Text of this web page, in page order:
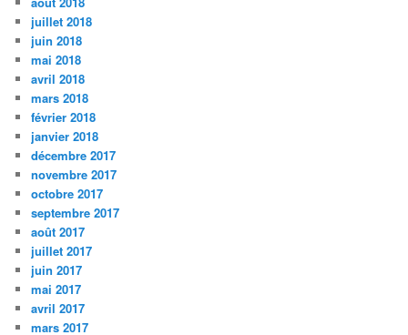
juillet 2018
juin 2018
mai 2018
avril 2018
mars 2018
février 2018
janvier 2018
décembre 2017
novembre 2017
octobre 2017
septembre 2017
août 2017
juillet 2017
juin 2017
mai 2017
avril 2017
mars 2017